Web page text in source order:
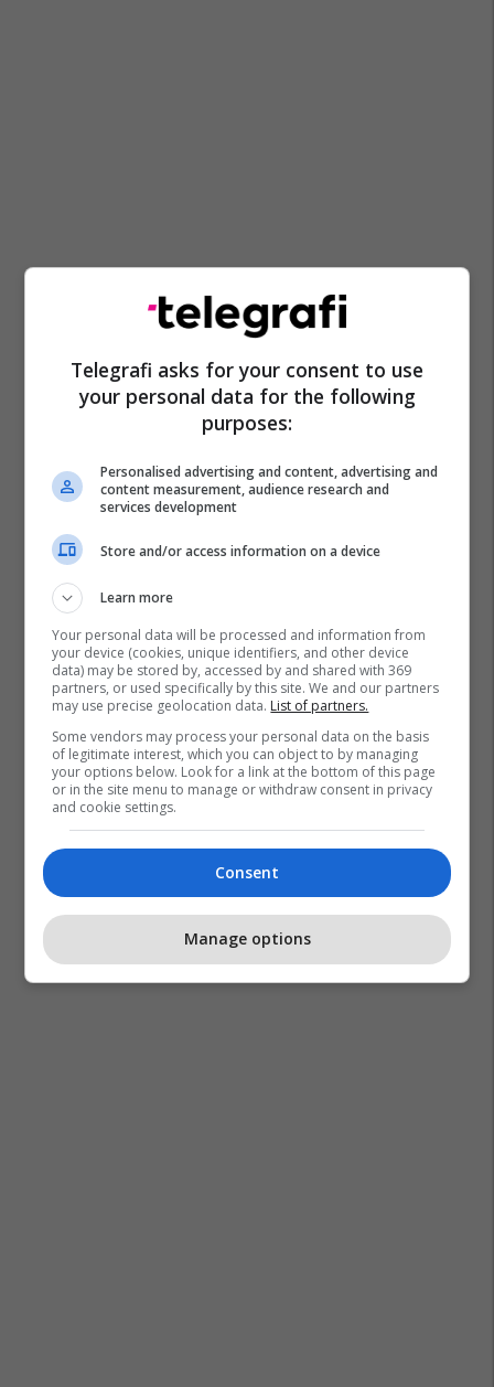
Telegrafi asks for your consent to use
your personal data for the following
purposes:
Personalised advertising and content, advertising and
content measurement, audience research and
services development
Store and/or access information on a device
Learn more
Your personal data will be processed and information from
your device (cookies, unique identifiers, and other device
data) may be stored by, accessed by and shared with 369
partners, or used specifically by this site. We and our partners
may use precise geolocation data. List of partners.
Some vendors may process your personal data on the basis
of legitimate interest, which you can object to by managing
your options below. Look for a link at the bottom of this page
or in the site menu to manage or withdraw consent in privacy
and cookie settings.
Consent
Manage options